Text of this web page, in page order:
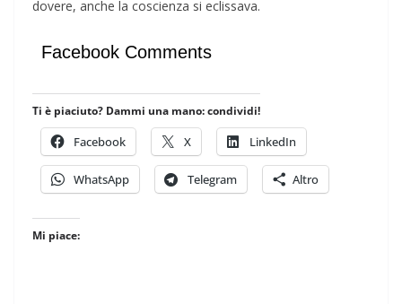
dovere, anche la coscienza si eclissava.
Facebook Comments
Ti è piaciuto? Dammi una mano: condividi!
Facebook X LinkedIn
WhatsApp Telegram Altro
Mi piace: